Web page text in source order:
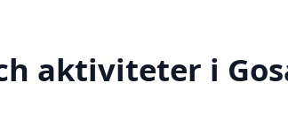
aktiviteter i